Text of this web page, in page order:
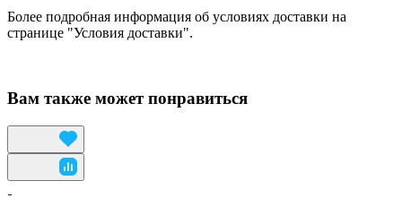
Более подробная информация об условиях доставки на
странице "Условия доставки".
Вам также может понравиться